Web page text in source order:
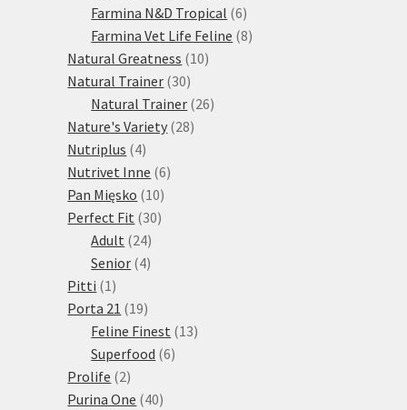
produktů
Farmina N&D Tropical 66
produktů
Farmina Vet Life Feline 88
Natural Greatness 1010
Natural Trainer 3030
produktů
Natural Trainer 2626
Nature's Variety 2828
Nutriplus 44
produkty
Nutrivet Inne 66
Pan Mięsko 1010
produktů
Perfect Fit 3030
Adult 2424
produktů
Senior 44
Pitti 1 1
produkt
Porta 21 1919
produktů
Feline Finest 1313
Superfood 66
Prolife 22
produkty
Purina One 4040